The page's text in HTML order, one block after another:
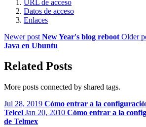
URL de acceso
Datos de acceso
Enlaces
Newer post New Year's blog reboot Older
Java en Ubuntu
Related Posts
More posts connected by shared tags.
Jul 28, 2019 Cómo entrar a la
Telcel Jan 20, 2010 Cómo entrar a la
de Telmex